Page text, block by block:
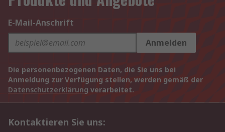
E-Mail-Anschrift
Anmelden
Die personenbezogenen Daten, die Sie uns bei
Anmeldung zur Verfügung stellen, werden gemäß der
Datenschutzerklärung verarbeitet.
Kontaktieren Sie uns: